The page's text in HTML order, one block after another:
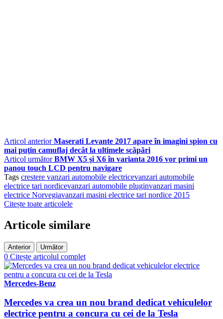
Articol anterior Maserati Levante 2017 apare în imagini spion cu
mai puţin camuflaj decât la ultimele scăpări
Articol următor BMW X5 şi X6 în varianta 2016 vor primi un
panou touch LCD pentru navigare
Tags crestere vanzari automobile electricevanzari automobile
electrice tari nordicevanzari automobile pluginvanzari masini
electrice Norvegiavanzari masini electrice tari nordice 2015
Citește toate articolele
Articole similare
Anterior Următor
0 Citește articolul complet
Mercedes-Benz
Mercedes va crea un nou brand dedicat vehiculelor
electrice pentru a concura cu cei de la Tesla